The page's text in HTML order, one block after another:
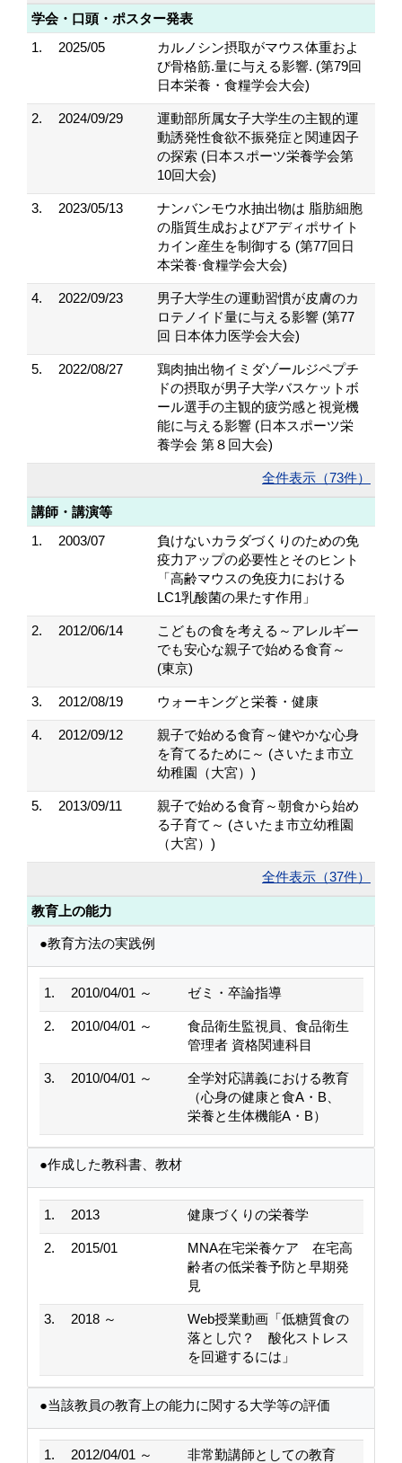
学会・口頭・ポスター発表
1.
2025/05
カルノシン摂取がマウス体重およ
び骨格筋.量に与える影響. (第79回
日本栄養・食糧学会大会)
2. 2024/09/29
運動部所属女子大学生の主観的運
動誘発性食欲不振発症と関連因子
の探索 (日本スポーツ栄養学会第
10回大会)
3. 2023/05/13
ナンバンモウ水抽出物は 脂肪細胞
の脂質生成およびアディポサイト
カイン産生を制御する (第77回日
本栄養·食糧学会大会)
4. 2022/09/23
男子大学生の運動習慣が皮膚のカ
ロテノイド量に与える影響 ​ (第77
回 日本体力医学会大会)
5. 2022/08/27
鶏肉抽出物イミダゾールジペプチ
ドの摂取が男子大学バスケットボ
ール選手の主観的疲労感と視覚機
能に与える影響 (日本スポーツ栄
養学会 第８回大会)
全件表示（73件）
講師・講演等
1.
2003/07
負けないカラダづくりのための免
疫力アップの必要性とそのヒント
「高齢マウスの免疫力における
LC1乳酸菌の果たす作用」
2. 2012/06/14
こどもの食を考える～アレルギー
でも安心な親子で始める食育～
(東京)
3. 2012/08/19 ウォーキングと栄養・健康
4. 2012/09/12
親子で始める食育～健やかな心身
を育てるために～ (さいたま市立
幼稚園（大宮）)
5. 2013/09/11
親子で始める食育～朝食から始め
る子育て～ (さいたま市立幼稚園
（大宮）)
全件表示（37件）
教育上の能力
●教育方法の実践例
1. 2010/04/01 ～ ゼミ・卒論指導
2. 2010/04/01 ～
食品衛生監視員、食品衛生
管理者 資格関連科目
3. 2010/04/01 ～
全学対応講義における教育
（心身の健康と食A・B、
栄養と生体機能A・B）
●作成した教科書、教材
1. 2013 健康づくりの栄養学
2. 2015/01
MNA在宅栄養ケア 在宅高
齢者の低栄養予防と早期発
見
3. 2018 ～
Web授業動画「低糖質食の
落とし穴？ 酸化ストレス
を回避するには」
●当該教員の教育上の能力に関する大学等の評価
1.
2012/04/01 ～
非常勤講師としての教育